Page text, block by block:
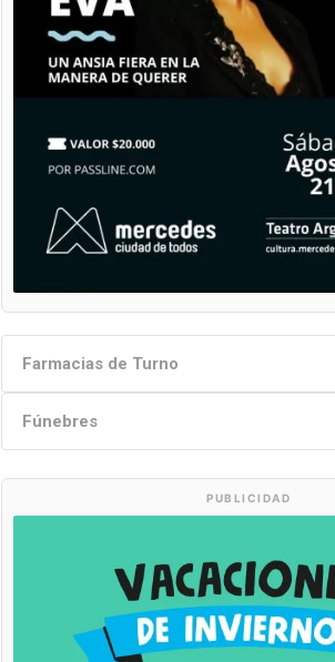
Farmacias de Turno
Fúnebres
PUBLICIDAD